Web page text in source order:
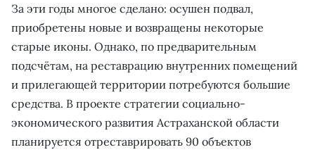
За эти годы многое сделано: осушен подвал,
приобретены новые и возвращены некоторые
старые иконы. Однако, по предварительным
подсчётам, на реставрацию внутренних помещений
и прилегающей территории потребуются большие
средства. В проекте стратегии социально-
экономического развития Астраханской области
планируется отреставрировать 90 объектов